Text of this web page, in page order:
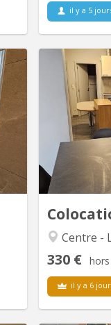
il y a 5
va
!
Centre -
330 €
il y a 6
Dans le
18.
Reste
evier , 2
pour 4
Les
mobilier